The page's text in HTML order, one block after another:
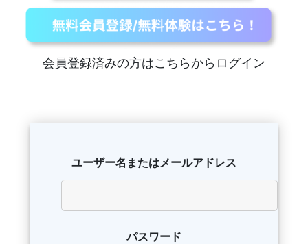
会員登録済みの方はこちらからログイン
ユーザー名またはメールアドレス
パスワード